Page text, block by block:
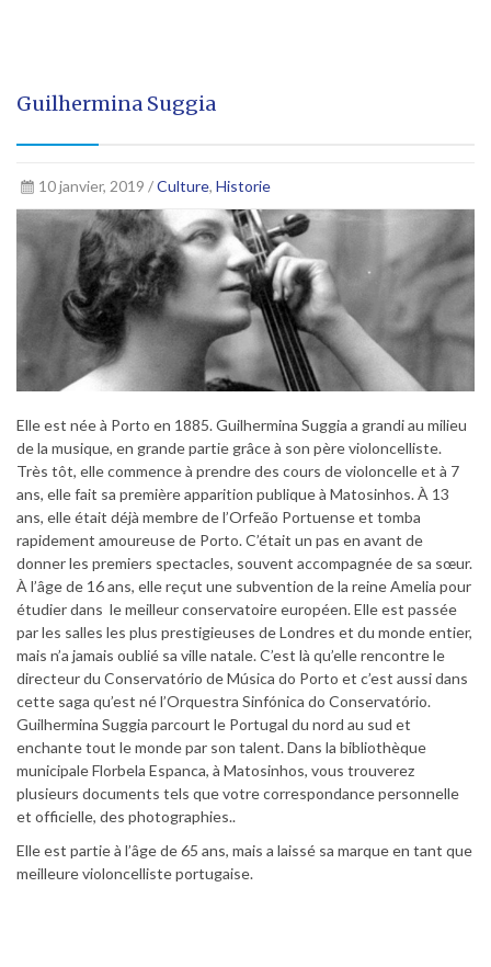
Guilhermina Suggia
10 janvier, 2019 /Culture, Historie
Elle est née à Porto en 1885. Guilhermina Suggia a grandi au milieu
de la musique, en grande partie grâce à son père violoncelliste.
Très tôt, elle commence à prendre des cours de violoncelle et à 7
ans, elle fait sa première apparition publique à Matosinhos. À 13
ans, elle était déjà membre de l’Orfeão Portuense et tomba
rapidement amoureuse de Porto. C’était un pas en avant de
donner les premiers spectacles, souvent accompagnée de sa sœur.
À l’âge de 16 ans, elle reçut une subvention de la reine Amelia pour
étudier dans le meilleur conservatoire européen. Elle est passée
par les salles les plus prestigieuses de Londres et du monde entier,
mais n’a jamais oublié sa ville natale. C’est là qu’elle rencontre le
directeur du Conservatório de Música do Porto et c’est aussi dans
cette saga qu’est né l’Orquestra Sinfónica do Conservatório.
Guilhermina Suggia parcourt le Portugal du nord au sud et
enchante tout le monde par son talent. Dans la bibliothèque
municipale Florbela Espanca, à Matosinhos, vous trouverez
plusieurs documents tels que votre correspondance personnelle
et officielle, des photographies..
Elle est partie à l’âge de 65 ans, mais a laissé sa marque en tant que
meilleure violoncelliste portugaise.